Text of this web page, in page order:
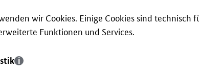
wir Cookies. Einige Cookies sind technisch
Funktionen und Services.